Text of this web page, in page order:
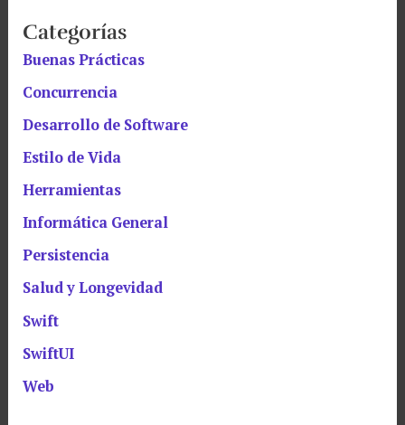
Categorías
Buenas Prácticas
Concurrencia
Desarrollo de Software
Estilo de Vida
Herramientas
Informática General
Persistencia
Salud y Longevidad
Swift
SwiftUI
Web